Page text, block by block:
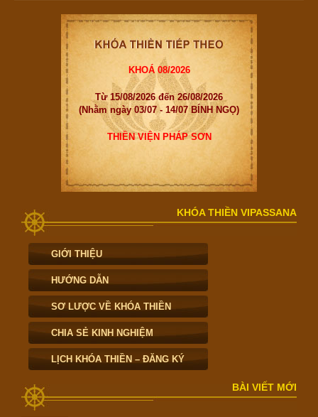
KHOÁ 08/2026
Từ 15/08/2026 đến 26/08/2026
(Nhằm ngày 03/07 - 14/07 BÍNH NGỌ)
THIỀN VIỆN PHÁP SƠN
KHÓA THIỀN VIPASSANA
GIỚI THIỆU
HƯỚNG DẪN
SƠ LƯỢC VỀ KHÓA THIỀN
CHIA SẺ KINH NGHIỆM
LỊCH KHÓA THIỀN – ĐĂNG KÝ
BÀI VIẾT MỚI